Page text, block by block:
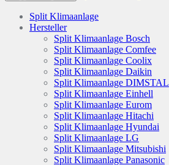
Split Klimaanlage
Hersteller
Split Klimaanlage Bosch
Split Klimaanlage Comfee
Split Klimaanlage Coolix
Split Klimaanlage Daikin
Split Klimaanlage DIMSTAL
Split Klimaanlage Einhell
Split Klimaanlage Eurom
Split Klimaanlage Hitachi
Split Klimaanlage Hyundai
Split Klimaanlage LG
Split Klimaanlage Mitsubishi
Split Klimaanlage Panasonic